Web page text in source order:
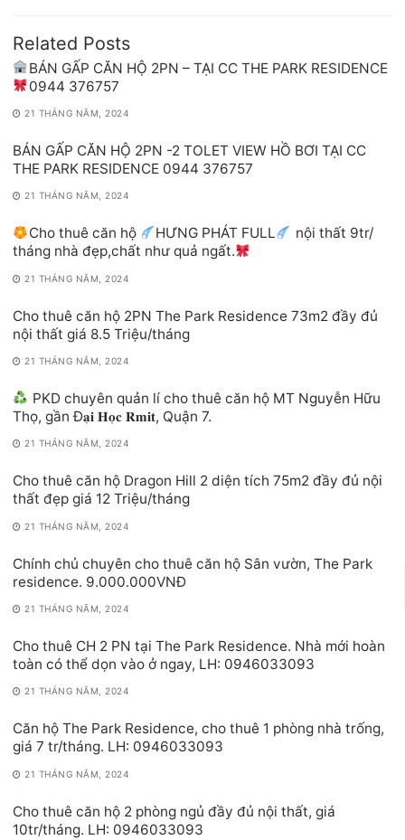
Related Posts
BÁN GẤP CĂN HỘ 2PN – TẠI CC THE PARK RESIDENCE
0944 376757
21 THÁNG NĂM, 2024
BÁN GẤP CĂN HỘ 2PN -2 TOLET VIEW HỒ BƠI TẠI CC
THE PARK RESIDENCE 0944 376757
21 THÁNG NĂM, 2024
Cho thuê căn hộ HƯNG PHÁT FULL
nội thất 9tr/
tháng nhà đẹp,chất như quả ngất.
21 THÁNG NĂM, 2024
Cho thuê căn hộ 2PN The Park Residence 73m2 đầy đủ
nội thất giá 8.5 Triệu/tháng
21 THÁNG NĂM, 2024
PKD chuyên quản lí cho thuê căn hộ MT Nguyễn Hữu
Thọ, gần Đ𝐚̣𝐢 𝐇𝐨̣𝐜 𝐑𝐦𝐢𝐭, Quận 7.
21 THÁNG NĂM, 2024
Cho thuê căn hộ Dragon Hill 2 diện tích 75m2 đầy đủ nội
thất đẹp giá 12 Triệu/tháng
21 THÁNG NĂM, 2024
Chính chủ chuyên cho thuê căn hộ Sân vườn, The Park
residence. 9.000.000VNĐ
21 THÁNG NĂM, 2024
Cho thuê CH 2 PN tại The Park Residence. Nhà mới hoàn
toàn có thể dọn vào ở ngay, LH: 0946033093
21 THÁNG NĂM, 2024
Căn hộ The Park Residence, cho thuê 1 phòng nhà trống,
giá 7 tr/tháng. LH: 0946033093
21 THÁNG NĂM, 2024
Cho thuê căn hộ 2 phòng ngủ đầy đủ nội thất, giá
10tr/tháng. LH: 0946033093